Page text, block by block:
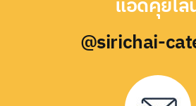
@sirichai-